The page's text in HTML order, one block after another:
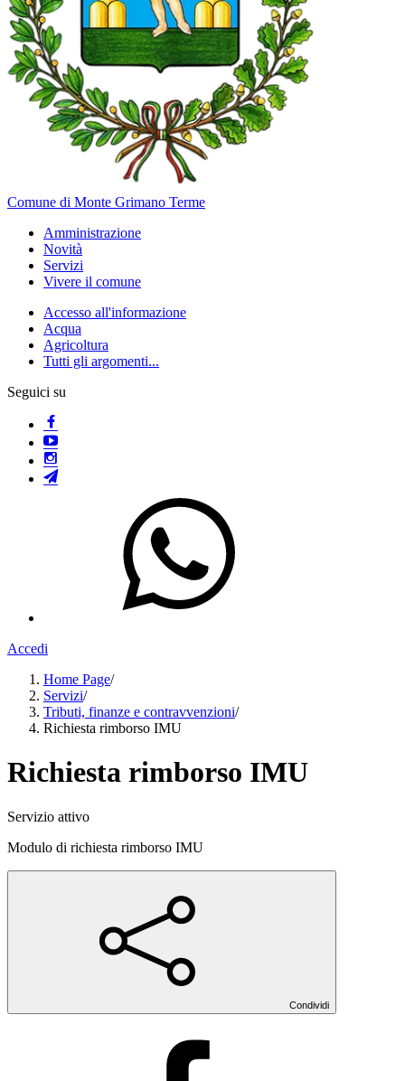
Comune di Monte Grimano Terme
Amministrazione
Novità
Servizi
Vivere il comune
Accesso all'informazione
Acqua
Agricoltura
Tutti gli argomenti...
Seguici su
Accedi
Home Page/
Servizi/
Tributi, finanze e contravvenzioni/
Richiesta rimborso IMU
Richiesta rimborso IMU
Servizio attivo
Modulo di richiesta rimborso IMU
Condividi